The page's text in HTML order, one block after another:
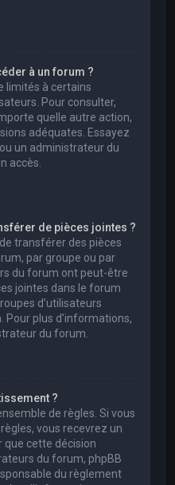
à un forum ?
limités à certains
Pour consulter,
quelle autre action,
adéquates. Essayez
un administrateur du
accès.
de pièces jointes ?
transférer des pièces
par groupe ou par
du forum ont peut-être
jointes dans le forum
d’utilisateurs
plus d’informations,
du forum.
?
de règles. Si vous
vous recevrez un
que cette décision
du forum, phpBB
du règlement